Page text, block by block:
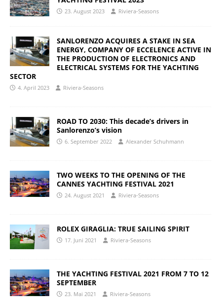
23. August 2023 Riviera-Seasons
SANLORENZO ACQUIRES A STAKE IN SEA
ENERGY, COMPANY OF ECCELENCE ACTIVE IN
THE PRODUCTION OF ELECTRONICS AND
ELECTRICAL SYSTEMS FOR THE YACHTING
SECTOR
4. April 2023 Riviera-Seasons
ROAD TO 2030: This decade’s drivers in
Sanlorenzo’s vision
6. September 2022 Alexander Schuhmann
TWO WEEKS TO THE OPENING OF THE
CANNES YACHTING FESTIVAL 2021
24. August 2021 Riviera-Seasons
ROLEX GIRAGLIA: TRUE SAILING SPIRIT
17. Juni 2021 Riviera-Seasons
THE YACHTING FESTIVAL 2021 FROM 7 TO 12
SEPTEMBER
23. Mai 2021 Riviera-Seasons